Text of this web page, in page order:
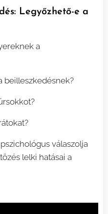
Legyőzhető-e a
a
beilleszkedésnek?
válaszolja
lelki hatásai a